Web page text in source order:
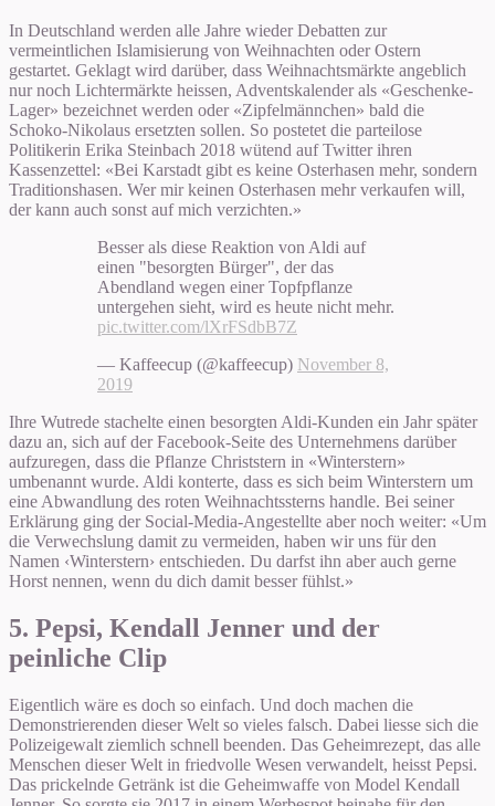
In Deutschland werden alle Jahre wieder Debatten zur
vermeintlichen Islamisierung von Weihnachten oder Ostern
gestartet. Geklagt wird darüber, dass Weihnachtsmärkte angeblich
nur noch Lichtermärkte heissen, Adventskalender als «Geschenke-
Lager» bezeichnet werden oder «Zipfelmännchen» bald die
Schoko-Nikolaus ersetzten sollen. So postetet die parteilose
Politikerin Erika Steinbach 2018 wütend auf Twitter ihren
Kassenzettel: «Bei Karstadt gibt es keine Osterhasen mehr, sondern
Traditionshasen. Wer mir keinen Osterhasen mehr verkaufen will,
der kann auch sonst auf mich verzichten.»
Besser als diese Reaktion von Aldi auf
einen "besorgten Bürger", der das
Abendland wegen einer Topfpflanze
untergehen sieht, wird es heute nicht mehr.
pic.twitter.com/lXrFSdbB7Z
— Kaffeecup (@kaffeecup) November 8,
2019
Ihre Wutrede stachelte einen besorgten Aldi-Kunden ein Jahr später
dazu an, sich auf der Facebook-Seite des Unternehmens darüber
aufzuregen, dass die Pflanze Christstern in «Winterstern»
umbenannt wurde. Aldi konterte, dass es sich beim Winterstern um
eine Abwandlung des roten Weihnachtssterns handle. Bei seiner
Erklärung ging der Social-Media-Angestellte aber noch weiter: «Um
die Verwechslung damit zu vermeiden, haben wir uns für den
Namen ‹Winterstern› entschieden. Du darfst ihn aber auch gerne
Horst nennen, wenn du dich damit besser fühlst.»
5. Pepsi, Kendall Jenner und der
peinliche Clip
Eigentlich wäre es doch so einfach. Und doch machen die
Demonstrierenden dieser Welt so vieles falsch. Dabei liesse sich die
Polizeigewalt ziemlich schnell beenden. Das Geheimrezept, das alle
Menschen dieser Welt in friedvolle Wesen verwandelt, heisst Pepsi.
Das prickelnde Getränk ist die Geheimwaffe von Model Kendall